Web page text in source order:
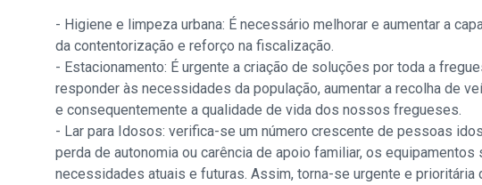
- Higiene e limpeza urbana: É necessário melhorar e aumentar a
da contentorização e reforço na fiscalização.
- Estacionamento: É urgente a criação de soluções por toda a
responder às necessidades da população, aumentar a recolha de
e consequentemente a qualidade de vida dos nossos fregueses.
- Lar para Idosos: verifica-se um número crescente de pessoas
perda de autonomia ou carência de apoio familiar, os
necessidades atuais e futuras. Assim, torna-se urgente e prioritária